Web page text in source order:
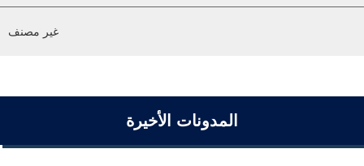
غير مصنف
المدونات الأخيرة